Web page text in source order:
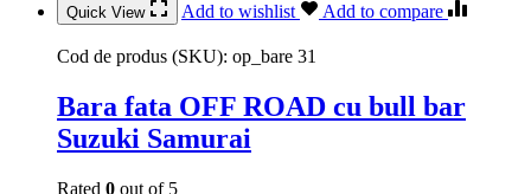
Quick View Add to wishlist Add to compare
Cod de produs (SKU): op_bare 31
Bara fata OFF ROAD cu bull bar
Suzuki Samurai
Rated 0 out of 5